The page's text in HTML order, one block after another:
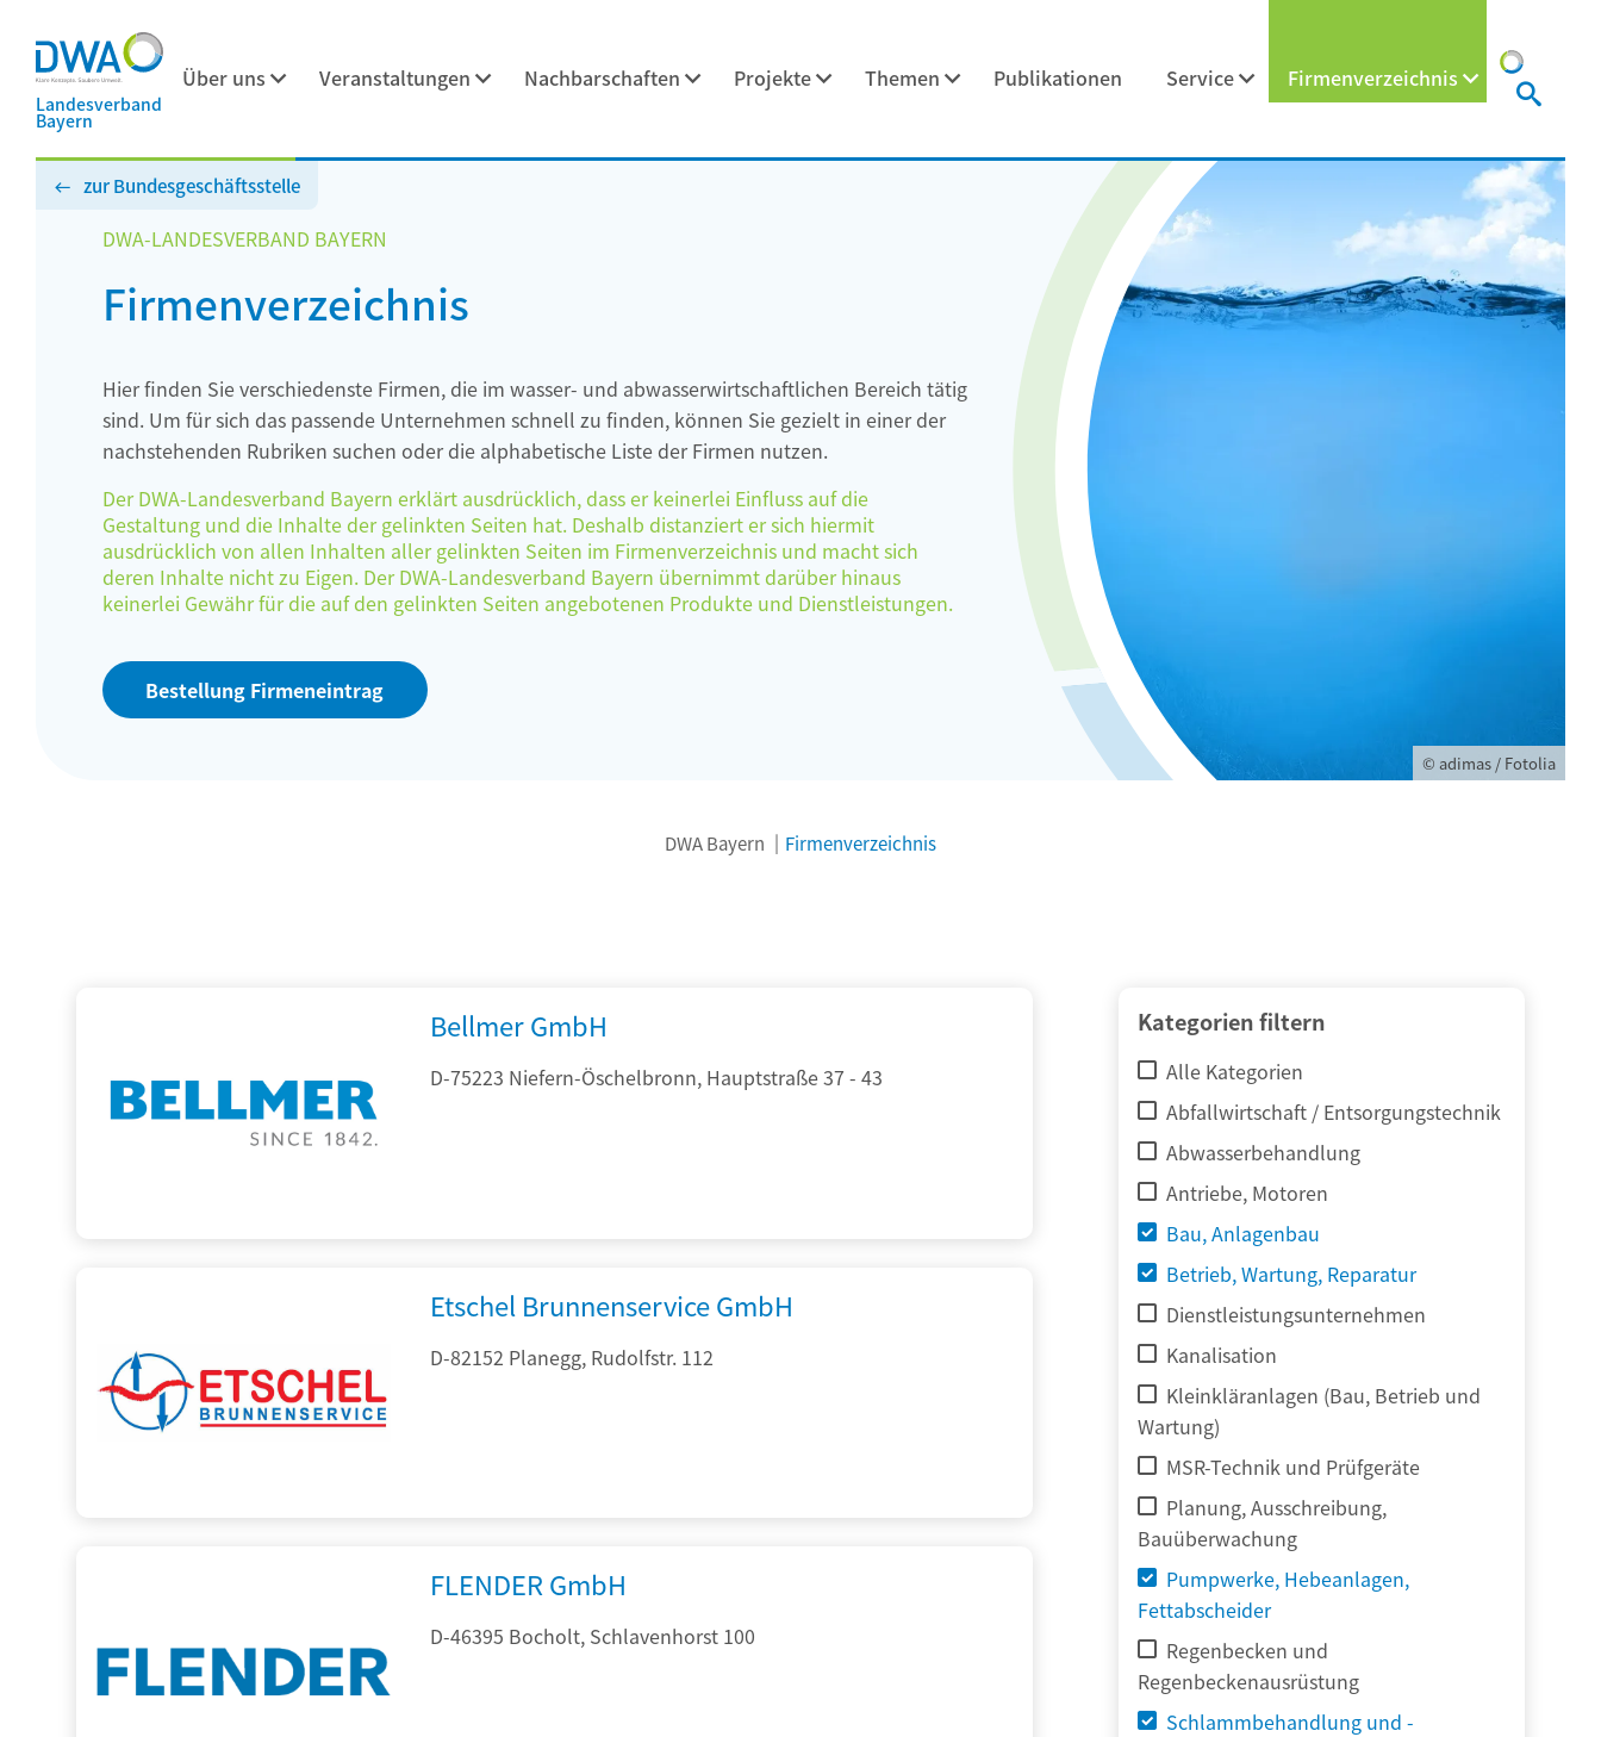
Landesverband
Bayern
Über uns Veranstaltungen Nachbarschaften Projekte Themen Publikationen Service Firmenverzeichnis
zur Bundesgeschäftsstelle
DWA-LANDESVERBAND BAYERN
Firmenverzeichnis
Hier finden Sie verschiedenste Firmen, die im wasser- und abwasserwirtschaftlichen Bereich tätig
sind. Um für sich das passende Unternehmen schnell zu finden, können Sie gezielt in einer der
nachstehenden Rubriken suchen oder die alphabetische Liste der Firmen nutzen.
Der DWA-Landesverband Bayern erklärt ausdrücklich, dass er keinerlei Einfluss auf die
Gestaltung und die Inhalte der gelinkten Seiten hat. Deshalb distanziert er sich hiermit
ausdrücklich von allen Inhalten aller gelinkten Seiten im Firmenverzeichnis und macht sich
deren Inhalte nicht zu Eigen. Der DWA-Landesverband Bayern übernimmt darüber hinaus
keinerlei Gewähr für die auf den gelinkten Seiten angebotenen Produkte und Dienstleistungen.
Bestellung Firmeneintrag
© adimas / Fotolia
DWA Bayern Firmenverzeichnis
Kategorien filtern
Alle Kategorien
Abfallwirtschaft / Entsorgungstechnik
Abwasserbehandlung
Antriebe, Motoren
Bau, Anlagenbau
Betrieb, Wartung, Reparatur
Dienstleistungsunternehmen
Kanalisation
Kleinkläranlagen (Bau, Betrieb und
Wartung)
MSR-Technik und Prüfgeräte
Planung, Ausschreibung,
Bauüberwachung
Pumpwerke, Hebeanlagen,
Fettabscheider
Regenbecken und
Regenbeckenausrüstung
Schlammbehandlung und -
Bellmer GmbH
D-75223 Niefern-Öschelbronn, Hauptstraße 37 - 43
Etschel Brunnenservice GmbH
D-82152 Planegg, Rudolfstr. 112
FLENDER GmbH
D-46395 Bocholt, Schlavenhorst 100